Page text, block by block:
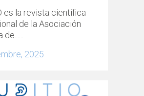
es la revista científica
de la Asociación
de......
2025